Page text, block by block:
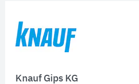
Knauf Gips KG